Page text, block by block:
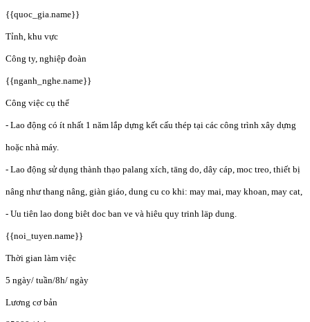
{{quoc_gia.name}}
Tỉnh, khu vực
Công ty, nghiệp đoàn
{{nganh_nghe.name}}
Công việc cụ thể
- Lao động có ít nhất 1 năm lắp dựng kết cấu thép tại các công trình xây dựng
hoặc nhà máy.
- Lao động sử dụng thành thạo palang xích, tāng do, dây cáp, moc treo, thiết bị
nâng như thang nâng, giàn giáo, dung cu co khi: may mai, may khoan, may cat,
- Uu tiên lao dong biêt doc ban ve và hiêu quy trinh läp dung.
{{noi_tuyen.name}}
Thời gian làm việc
5 ngày/ tuần/8h/ ngày
Lương cơ bản